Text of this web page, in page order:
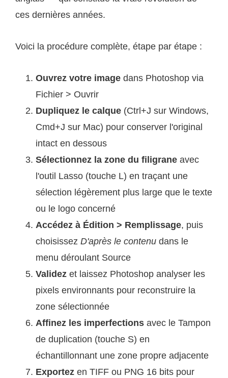
ces dernières années.
Voici la procédure complète, étape par étape :
Ouvrez votre image dans Photoshop via
Fichier > Ouvrir
Dupliquez le calque (Ctrl+J sur Windows,
Cmd+J sur Mac) pour conserver l'original
intact en dessous
Sélectionnez la zone du filigrane avec
l'outil Lasso (touche L) en traçant une
sélection légèrement plus large que le texte
ou le logo concerné
Accédez à Édition > Remplissage, puis
choisissez D'après le contenu dans le
menu déroulant Source
Validez et laissez Photoshop analyser les
pixels environnants pour reconstruire la
zone sélectionnée
Affinez les imperfections avec le Tampon
de duplication (touche S) en
échantillonnant une zone propre adjacente
Exportez en TIFF ou PNG 16 bits pour